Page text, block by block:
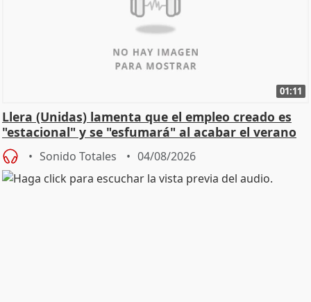
01:11
Llera (Unidas) lamenta que el empleo creado es
"estacional" y se "esfumará" al acabar el verano
Sonido Totales 04/08/2026